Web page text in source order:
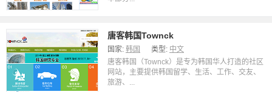
唐客韩国Townck
国家: 韩国 类型: 中文
唐客韩国（Townck）是专为韩国华人打造的社区
网站，主要提供韩国留学、生活、工作、交友、
旅游、...